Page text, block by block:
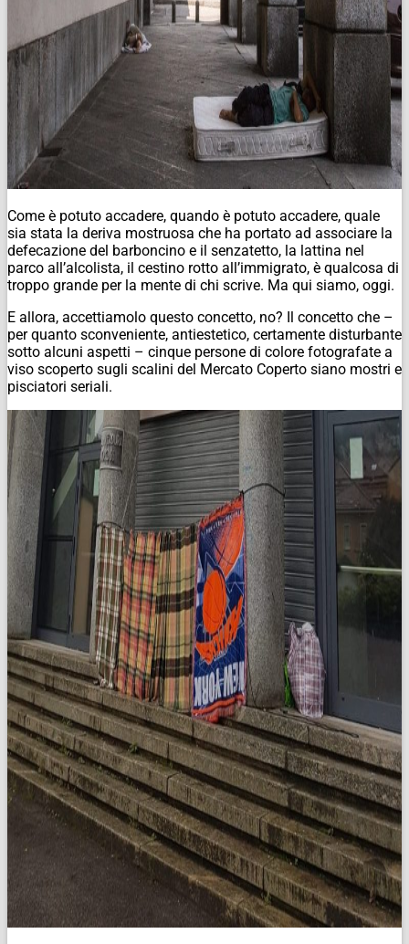
Come è potuto accadere, quando è potuto accadere, quale
sia stata la deriva mostruosa che ha portato ad associare la
defecazione del barboncino e il senzatetto, la lattina nel
parco all’alcolista, il cestino rotto all’immigrato, è qualcosa di
troppo grande per la mente di chi scrive. Ma qui siamo, oggi.
E allora, accettiamolo questo concetto, no? Il concetto che –
per quanto sconveniente, antiestetico, certamente disturbante
sotto alcuni aspetti – cinque persone di colore fotografate a
viso scoperto sugli scalini del Mercato Coperto siano mostri e
pisciatori seriali.